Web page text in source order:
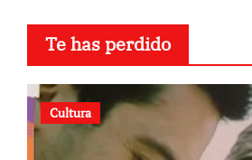
Te has perdido
Cultura